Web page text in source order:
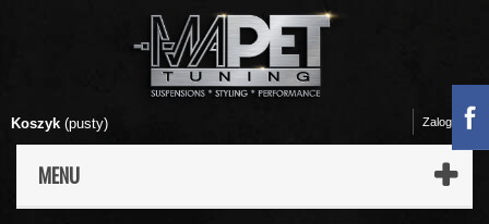
Koszyk (pusty)
MENU
Zaloguj się